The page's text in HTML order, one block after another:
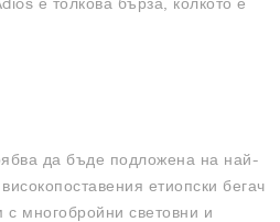
да бъде подложена на най-
етиопски бегач
многобройни световни и